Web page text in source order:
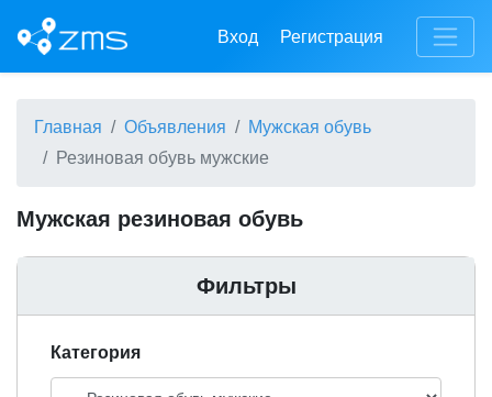
Вход Регистрация
Главная Объявления
Мужская обувь
Резиновая обувь мужские
Мужская резиновая обувь
Фильтры
Категория